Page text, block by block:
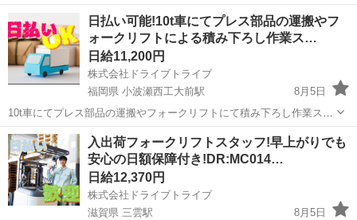
経験が活かせる！ 特別な工具スキルは不要です！ 製造職の経験がある
方は即戦力としてご活躍いただけます！ 20代～40代の幅広い世代の男
女スタッフ活躍中◎ ...
夕張市 倉庫
日払い可能!10t車にてプレス部品の運搬やフ
ォークリフトによる積み下ろし作業ス…
日給11,200円
株式会社ドライブトライブ
福岡県 小波瀬西工大前駅
8月5日
10t車にてプレス部品の運搬やフォークリフトにて積み下ろし作業スタ
ッフ 配送商品：車部品 配送件数：コースによる 年齢層 ：20歳〜49
歳くらいまでの方活躍中 勤務時間：2交代制 8:00〜17:00、20:00〜
5...
福岡 京都郡 小波瀬西工大前駅 倉庫 スタッフ
入出荷フォークリフトスタッフ!早上がりでも
安心の日額保障付き!DR:MC014…
日給12,370円
株式会社ドライブトライブ
滋賀県 三雲駅
8月5日